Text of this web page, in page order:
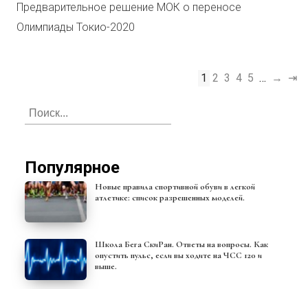
Предварительное решение МОК о переносе
Олимпиады Токио-2020
1 2 3 4 5 … → ⇥
Популярное
Новые правила спортивной обуви в легкой
атлетике: список разрешенных моделей.
Школа Бега СкиРан. Ответы на вопросы. Как
опустить пульс, если вы ходите на ЧСС 120 и
выше.